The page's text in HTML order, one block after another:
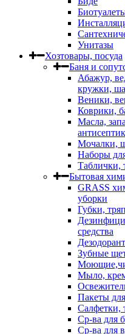
Унитазы
Хозтовары, посуда
Баня и
Абажур,
кружки,
Веники,
Коврики,
Масла,
Мочалки,
Наборы
Таблички,
Бытовая
GRASS
уборки
Губки,
средства
Зубные
Мыло,
Пакеты
Салфетки,
Ср-ва для
Ср-ва для